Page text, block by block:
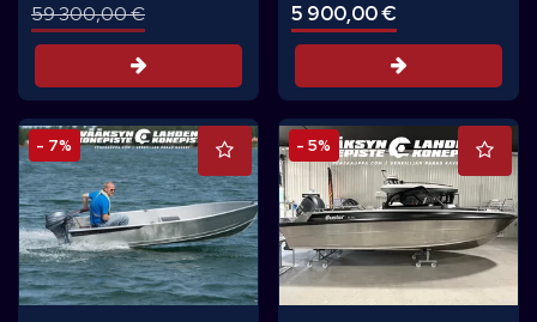
59 300,00 €
Tarjouspyyntö
5 900,00 €
- 7% - 5%